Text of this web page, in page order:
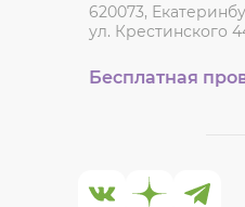
620073,
ул. Крестинского
Бесплатная